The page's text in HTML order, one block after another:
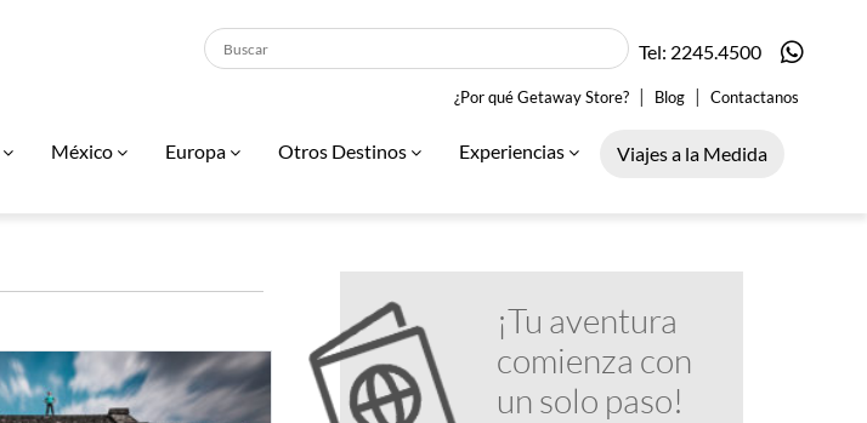
Tel: 2245.4500
¿Por qué Getaway Store? | Blog | Contactanos
México Europa Otros Destinos Experiencias Viajes a la Medida
¡Tu aventura
comienza con
un solo paso!